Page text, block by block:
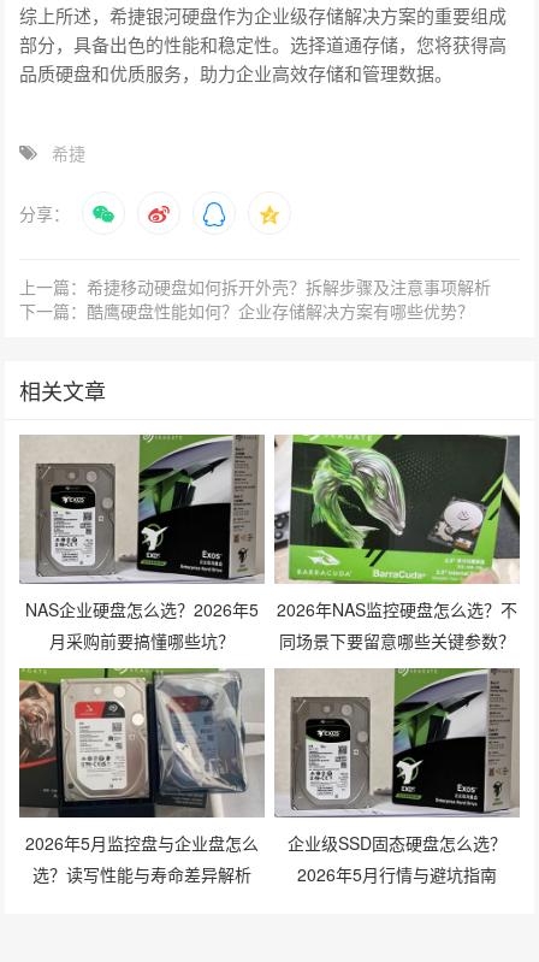
综上所述，希捷银河硬盘作为企业级存储解决方案的重要组成
部分，具备出色的性能和稳定性。选择道通存储，您将获得高
品质硬盘和优质服务，助力企业高效存储和管理数据。
希捷
分享：
上一篇：希捷移动硬盘如何拆开外壳？拆解步骤及注意事项解析
下一篇：酷鹰硬盘性能如何？企业存储解决方案有哪些优势？
相关文章
NAS企业硬盘怎么选？2026年5
月采购前要搞懂哪些坑？
2026年NAS监控硬盘怎么选？不
同场景下要留意哪些关键参数？
2026年5月监控盘与企业盘怎么
选？读写性能与寿命差异解析
企业级SSD固态硬盘怎么选？
2026年5月行情与避坑指南